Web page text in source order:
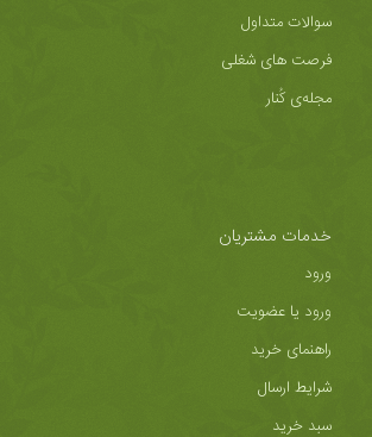
سوالات متداول
فرصت های شغلی
مجله‌ی کُنار
خدمات مشتریان
ورود
ورود یا عضویت
راهنمای خرید
شرایط ارسال
سبد خرید